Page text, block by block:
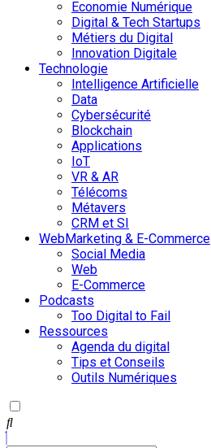
Economie Numérique
Digital & Tech Startups
Métiers du Digital
Innovation Digitale
Technologie
Intelligence Artificielle
Data
Cybersécurité
Blockchain
Applications
IoT
VR & AR
Télécoms
Métavers
CRM et SI
WebMarketing & E-Commerce
Social Media
Web
E-Commerce
Podcasts
Too Digital to Fail
Ressources
Agenda du digital
Tips et Conseils
Outils Numériques